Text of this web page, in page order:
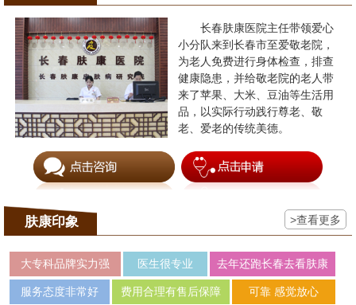
长春肤康医院主任带领爱心
小分队来到长春市至爱敬老院，
为老人免费进行身体检查，排查
健康隐患，并给敬老院的老人带
来了苹果、大米、豆油等生活用
品，以实际行动践行尊老、敬
老、爱老的传统美德。
肤康印象 >查看更多
大专科品牌实力强 医生很专业 去年还跑长春去看肤康
服务态度非常好 费用合理有售后保障 可靠 感觉放心